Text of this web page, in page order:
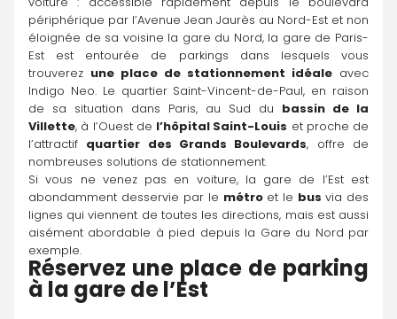
périphérique par l’Avenue Jean Jaurès au Nord-Est et non
éloignée de sa voisine la gare du Nord, la gare de Paris-
Est est entourée de parkings dans lesquels vous
trouverez une place de stationnement idéale avec
Indigo Neo. Le quartier Saint-Vincent-de-Paul, en raison
de sa situation dans Paris, au Sud du bassin de la
Villette, à l’Ouest de l’hôpital Saint-Louis et proche de
l’attractif quartier des Grands Boulevards, offre de
nombreuses solutions de stationnement.
Si vous ne venez pas en voiture, la gare de l’Est est
abondamment desservie par le métro et le bus via des
lignes qui viennent de toutes les directions, mais est aussi
aisément abordable à pied depuis la Gare du Nord par
exemple.
Réservez une place de parking
à la gare de l’Est